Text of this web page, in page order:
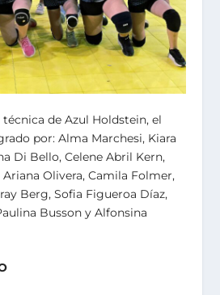
de Azul Holdstein, el
por: Alma Marchesi, Kiara
Di Bello, Celene Abril Kern,
Olivera, Camila Folmer,
Berg, Sofia Figueroa Díaz,
Busson y Alfonsina